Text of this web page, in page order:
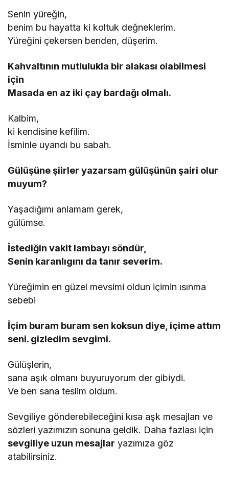
Senin yüreğin,
benim bu hayatta ki koltuk değneklerim.
Yüreğini çekersen benden, düşerim.
Kahvaltının mutlulukla bir alakası olabilmesi
için
Masada en az iki çay bardağı olmalı.
Kalbim,
ki kendisine kefilim.
İsminle uyandı bu sabah.
Gülüşüne şiirler yazarsam gülüşünün şairi olur
muyum?
Yaşadığımı anlamam gerek,
gülümse.
İstediğin vakit lambayı söndür,
Senin karanlıgını da tanır severim.
Yüreğimin en güzel mevsimi oldun içimin ısınma
sebebi
İçim buram buram sen koksun diye, içime attım
seni. gizledim sevgimi.
Gülüşlerin,
sana aşık olmanı buyuruyorum der gibiydi.
Ve ben sana teslim oldum.
Sevgiliye gönderebileceğini kısa aşk mesajları ve
sözleri yazımızın sonuna geldik. Daha fazlası için
sevgiliye uzun mesajlar yazımıza göz
atabilirsiniz.